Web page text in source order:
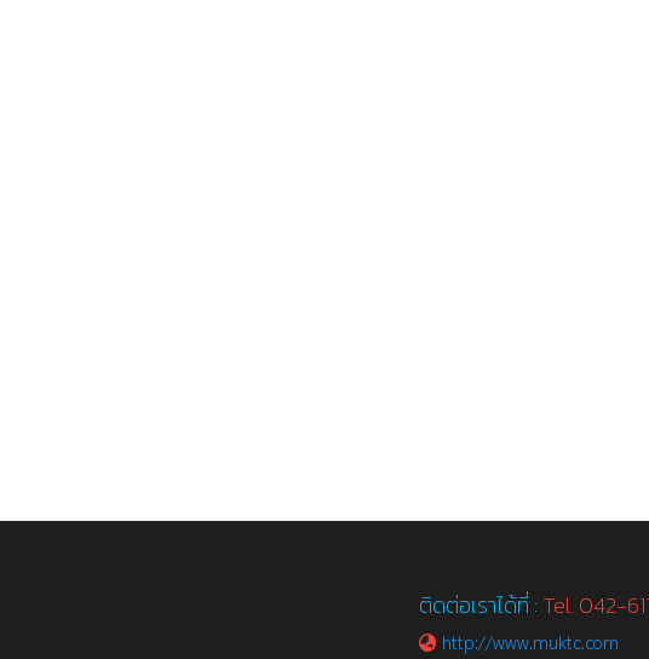
ติดต่อเราได้ที่ : Tel. 042-
http://www.muktc.com